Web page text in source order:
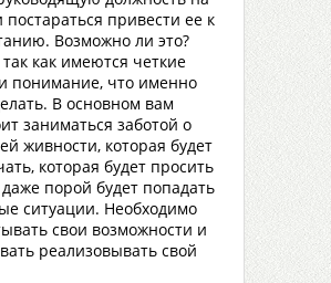
привести ее к
Возможно ли это?
как имеются четкие
понимание, что именно
В основном вам
заниматься заботой о
живности, которая будет
которая будет просить
порой будет попадать
ситуации. Необходимо
свои возможности и
реализовывать свой